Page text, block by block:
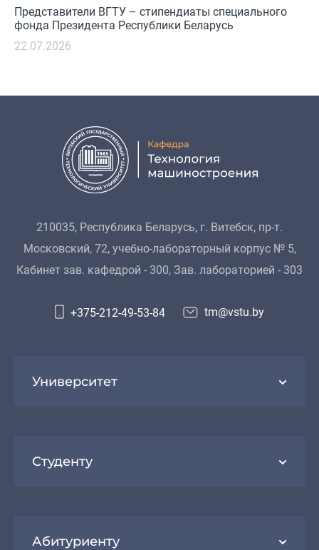
Представители ВГТУ – стипендиаты специального
фонда Президента Республики Беларусь
22.07.2026
210035, Республика Беларусь, г. Витебск, пр-т.
Московский, 72, учебно-лабораторный корпус № 5,
Кабинет зав. кафедрой - 300, Зав. лабораторией - 303
+375-212-49-53-84 tm@vstu.by
Университет
Студенту
Абитуриенту